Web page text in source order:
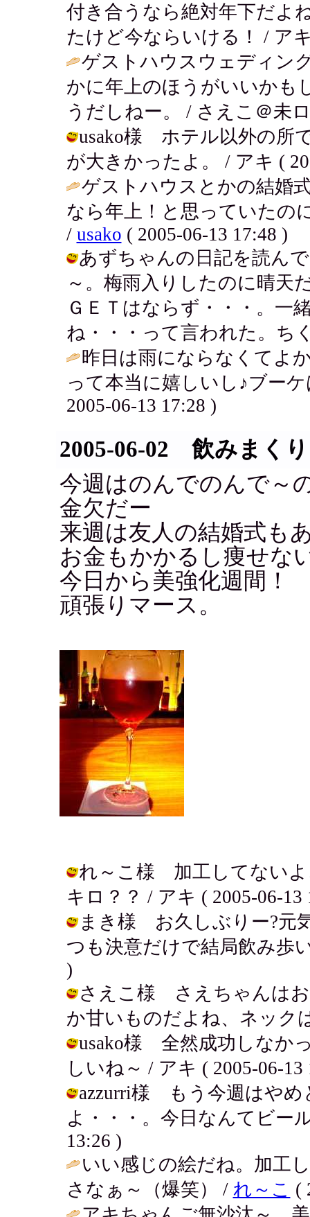
付き合うなら絶対年下だよ
たけど今ならいける！ / ア
ゲストハウスウェディン
かに年上のほうがいいかも
うだしねー。 / さえこ＠未
usako様 ホテル以外の所
が大きかったよ。 / アキ (
ゲストハウスとかの結婚
なら年上！と思っていたの
/ usako ( 2005-06-13 17:48 )
あずちゃんの日記を読ん
～。梅雨入りしたのに晴天
ＧＥＴはならず・・・。一
ね・・・って言われた。ち
昨日は雨にならなくてよ
って本当に嬉しいし♪ブー
2005-06-13 17:28 )
2005-06-02 飲みまくり
今週はのんでのんで～
金欠だー
来週は友人の結婚式も
お金もかかるし痩せな
今日から美強化週間！
頑張りマース。
れ～こ様 加工してないよ
キロ？？ / アキ ( 2005-06-13
まき様 お久しぶりー?元
つも決意だけで結局飲み歩
)
さえこ様 さえちゃんは
か甘いものだよね、ネック
usako様 全然成功しなか
しいね～ / アキ ( 2005-06-13
azzurri様 もう今週はやめ
よ・・・。今日なんてビー
13:26 )
いい感じの絵だね。加工
さなぁ～（爆笑） / れ～こ (